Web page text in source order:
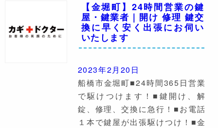
【金堀町】24時間営業の鍵
屋・鍵業者｜開け 修理 鍵交
換に早く安く出張にお伺い
いたします
2023年2月20日
船橋市金堀町■24時間365日営業
で駆けつけます！■鍵開け、解
錠、修理、交換に急行！■お電話
１本で鍵屋が出張駆けつけ！■金